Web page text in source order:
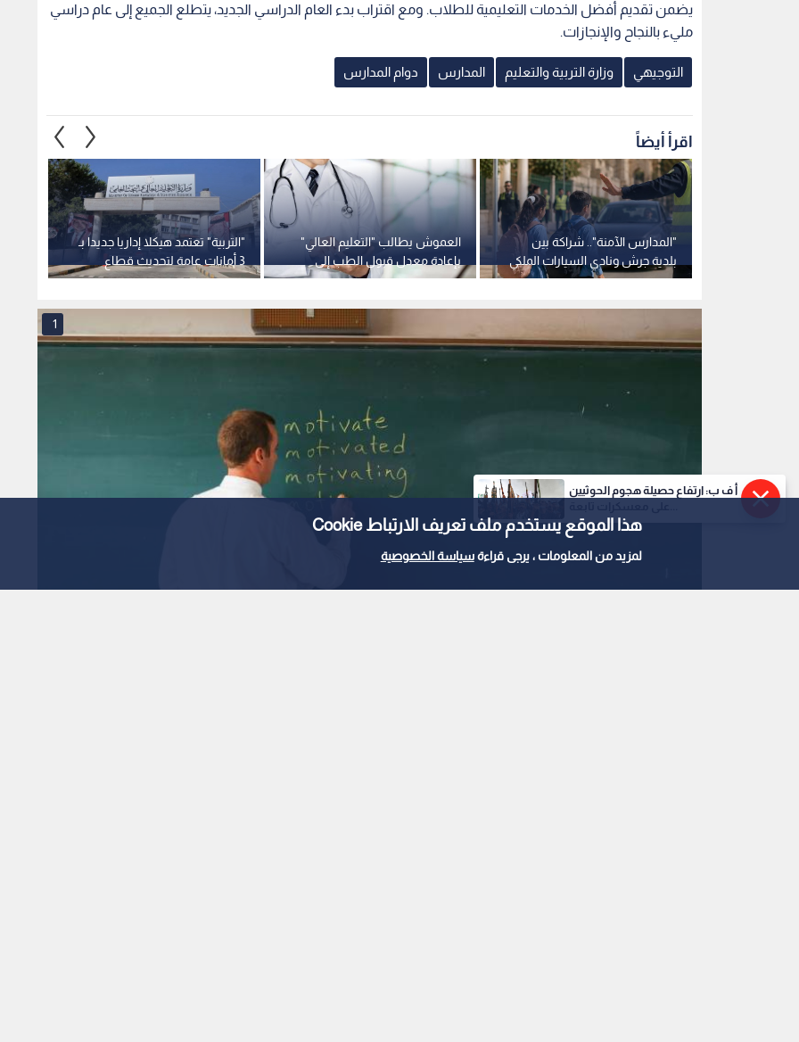
هذا الموقع يستخدم ملف تعريف الارتباط Cookie
لمزيد من المعلومات ، يرجى قراءةسياسة الخصوصية
يضمن تقديم أفضل الخدمات التعليمية للطلاب. ومع اقتراب بدء العام الدراسي الجديد، يتطلع الجميع إلى عام دراسي
مليء بالنجاح والإنجازات.
التوجيهي وزارة التربية والتعليم المدارس دوام المدارس
اقرأ أيضاً
"التربية" تعتمد هيكلا إداريا جديدا بـ
3 أمانات عامة لتحديث قطاع
التعليم
العموش يطالب "التعليم العالي"
بإعادة معدل قبول الطب إلى
85% لطلبة "توجيهي 2008"
"المدارس الآمنة".. شراكة بين
بلدية جرش ونادي السيارات الملكي
لتعزيز السلامة المرورية
1
أ ف ب: ارتفاع حصيلة هجوم الحوثيين